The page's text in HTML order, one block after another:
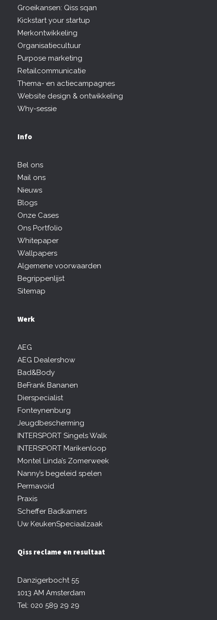
Groeikansen: Qiss sqan
Kickstart your startup
Merkontwikkeling
Organisatiecultuur
Purpose marketing
Retailcommunicatie
Thema- en actiecampagnes
Website design & ontwikkeling
Why-sessie
Info
Bel ons
Mail ons
Nieuws
Blogs
Onze Cases
Ons Portfolio
Whitepaper
Wallpapers
Algemene voorwaarden
Begrippenlijst
Sitemap
Werk
AEG
AEG Dealershow
Bad&Body
BeFrank Bananen
Dierspecialist
Fonteynenburg
Jeugdbescherming
INTERSPORT Singels Walk
INTERSPORT Marikenloop
Montel Linda’s Zomerweek
Nanny’s begeleid spelen
Permavoid
Praxis
Scheffer Badkamers
Uw KeukenSpeciaalzaak
Qiss reclame en resultaat
Danzigerbocht 55
1013 AM Amsterdam
Tel: 020 589 29 29